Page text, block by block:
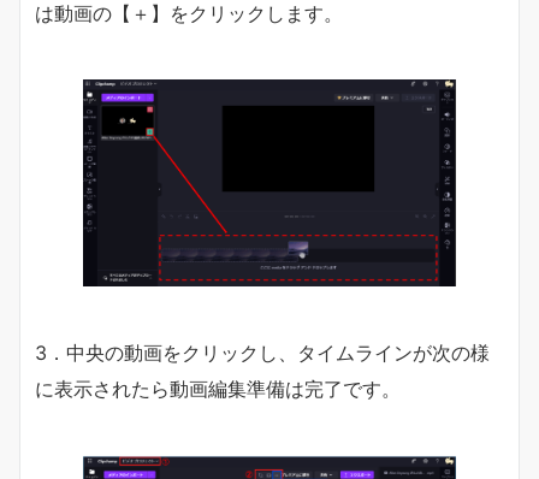
は動画の【＋】をクリックします。
3．中央の動画をクリックし、タイムラインが次の様
に表示されたら動画編集準備は完了です。